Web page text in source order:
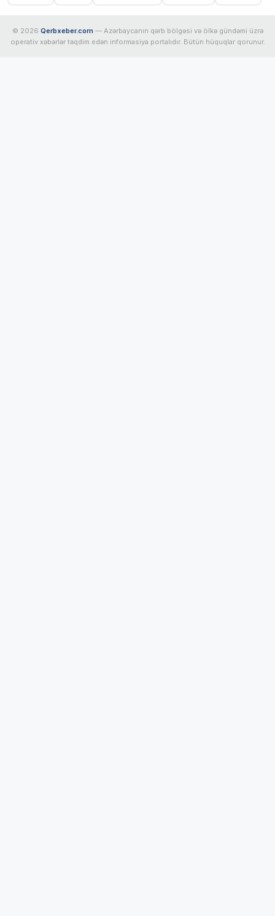
© 2026 Qerbxeber.com — Azərbaycanın qərb bölgəsi və ölkə gündəmi üzrə
operativ xəbərlər təqdim edən informasiya portalıdır. Bütün hüquqlar qorunur.